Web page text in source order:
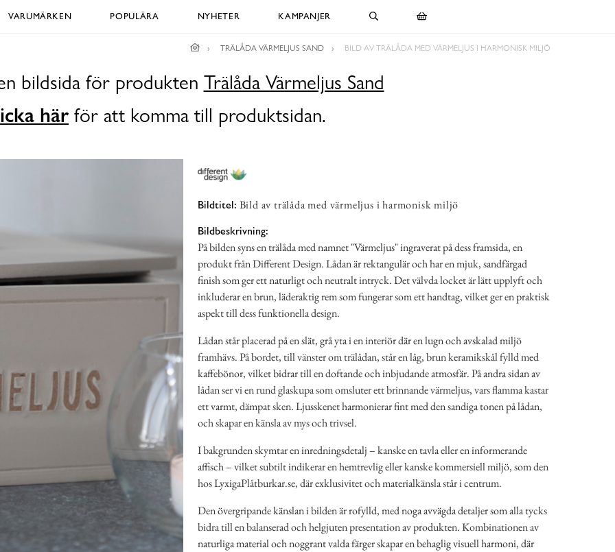
VARUMÄRKEN POPULÄRA NYHETER KAMPANJER
TRÄLÅDA VÄRMELJUS SAND BILD AV TRÄLÅDA MED VÄRMELJUS I HARMONISK MILJÖ
bildsida för produkten Trälåda Värmeljus Sand
här för att komma till produktsidan.
Bildtitel: Bild av trälåda med värmeljus i harmonisk miljö
Bildbeskrivning:
På bilden syns en trälåda med namnet "Värmeljus" ingraverat på dess framsida, en
produkt från Different Design. Lådan är rektangulär och har en mjuk, sandfärgad
finish som ger ett naturligt och neutralt intryck. Det välvda locket är lätt upplyft och
inkluderar en brun, läderaktig rem som fungerar som ett handtag, vilket ger en praktisk
aspekt till dess funktionella design.
Lådan står placerad på en slät, grå yta i en interiör där en lugn och avskalad miljö
framhävs. På bordet, till vänster om trälådan, står en låg, brun keramikskål fylld med
kaffebönor, vilket bidrar till en doftande och inbjudande atmosfär. På andra sidan av
lådan ser vi en rund glaskupa som omsluter ett brinnande värmeljus, vars flamma kastar
ett varmt, dämpat sken. Ljusskenet harmonierar fint med den sandiga tonen på lådan,
och skapar en känsla av mys och trivsel.
I bakgrunden skymtar en inredningsdetalj – kanske en tavla eller en informerande
affisch – vilket subtilt indikerar en hemtrevlig eller kanske kommersiell miljö, som den
hos LyxigaPlåtburkar.se, där exklusivitet och materialkänsla står i centrum.
Den övergripande känslan i bilden är rofylld, med noga avvägda detaljer som alla tycks
bidra till en balanserad och helgjuten presentation av produkten. Kombinationen av
naturliga material och noggrant valda färger skapar en behaglig visuell harmoni, där